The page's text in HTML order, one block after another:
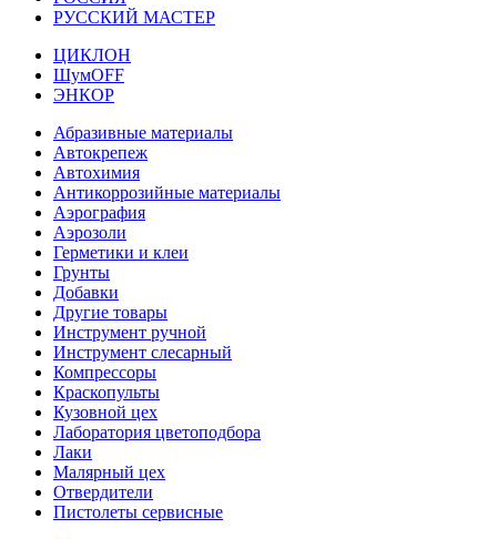
РУССКИЙ МАСТЕР
ЦИКЛОН
ШумOFF
ЭНКОР
Абразивные материалы
Автокрепеж
Автохимия
Антикоррозийные материалы
Аэрография
Аэрозоли
Герметики и клеи
Грунты
Добавки
Другие товары
Инструмент ручной
Инструмент слесарный
Компрессоры
Краскопульты
Кузовной цех
Лаборатория цветоподбора
Лаки
Малярный цех
Отвердители
Пистолеты сервисные